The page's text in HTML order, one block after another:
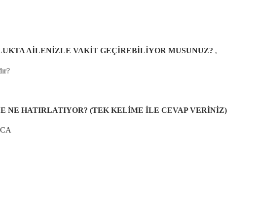
AİLENİZLE VAKİT GEÇİREBİLİYOR MUSUNUZ? ,
NE HATIRLATIYOR? (TEK KELİME İLE CEVAP VERİNİZ)